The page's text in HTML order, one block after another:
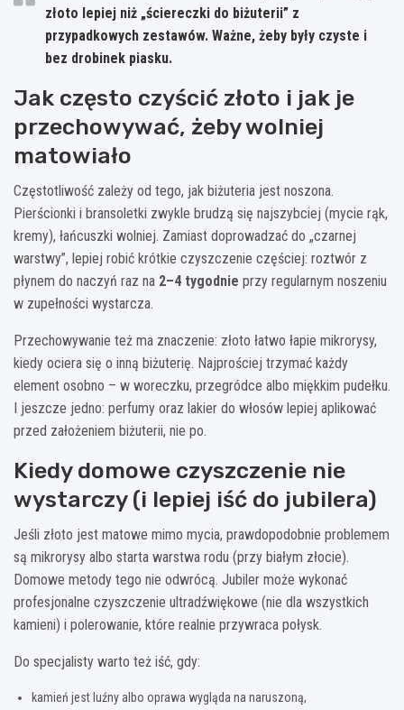
złoto lepiej niż „ściereczki do biżuterii” z
przypadkowych zestawów. Ważne, żeby były czyste i
bez drobinek piasku.
Jak często czyścić złoto i jak je
przechowywać, żeby wolniej
matowiało
Częstotliwość zależy od tego, jak biżuteria jest noszona.
Pierścionki i bransoletki zwykle brudzą się najszybciej (mycie rąk,
kremy), łańcuszki wolniej. Zamiast doprowadzać do „czarnej
warstwy”, lepiej robić krótkie czyszczenie częściej: roztwór z
płynem do naczyń raz na 2–4 tygodnie przy regularnym noszeniu
w zupełności wystarcza.
Przechowywanie też ma znaczenie: złoto łatwo łapie mikrorysy,
kiedy ociera się o inną biżuterię. Najprościej trzymać każdy
element osobno – w woreczku, przegródce albo miękkim pudełku.
I jeszcze jedno: perfumy oraz lakier do włosów lepiej aplikować
przed założeniem biżuterii, nie po.
Kiedy domowe czyszczenie nie
wystarczy (i lepiej iść do jubilera)
Jeśli złoto jest matowe mimo mycia, prawdopodobnie problemem
są mikrorysy albo starta warstwa rodu (przy białym złocie).
Domowe metody tego nie odwrócą. Jubiler może wykonać
profesjonalne czyszczenie ultradźwiękowe (nie dla wszystkich
kamieni) i polerowanie, które realnie przywraca połysk.
Do specjalisty warto też iść, gdy:
kamień jest luźny albo oprawa wygląda na naruszoną,